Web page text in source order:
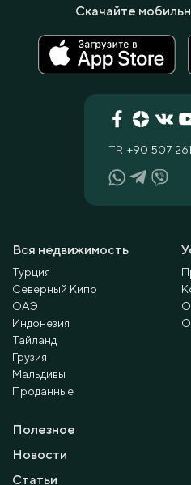
Вся недвижимость
Турция
Северный Кипр
ОАЭ
Индонезия
Тайланд
Грузия
Мальдивы
Проданные
Полезное
Новости
Статьи
TR +90 507
Скачайте